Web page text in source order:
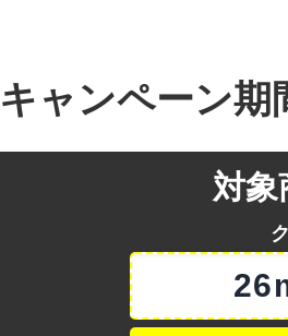
キャンペーン期
対象